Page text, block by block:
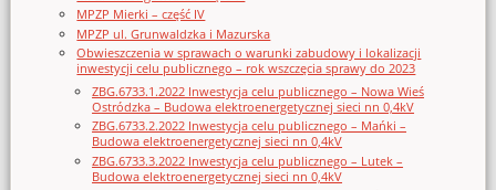
MPZP Mierki – część IV
MPZP ul. Grunwaldzka i Mazurska
Obwieszczenia w sprawach o warunki zabudowy i lokalizacji
inwestycji celu publicznego – rok wszczęcia sprawy do 2023
ZBG.6733.1.2022 Inwestycja celu publicznego – Nowa Wieś
Ostródzka – Budowa elektroenergetycznej sieci nn 0,4kV
ZBG.6733.2.2022 Inwestycja celu publicznego – Mańki –
Budowa elektroenergetycznej sieci nn 0,4kV
ZBG.6733.3.2022 Inwestycja celu publicznego – Lutek –
Budowa elektroenergetycznej sieci nn 0,4kV